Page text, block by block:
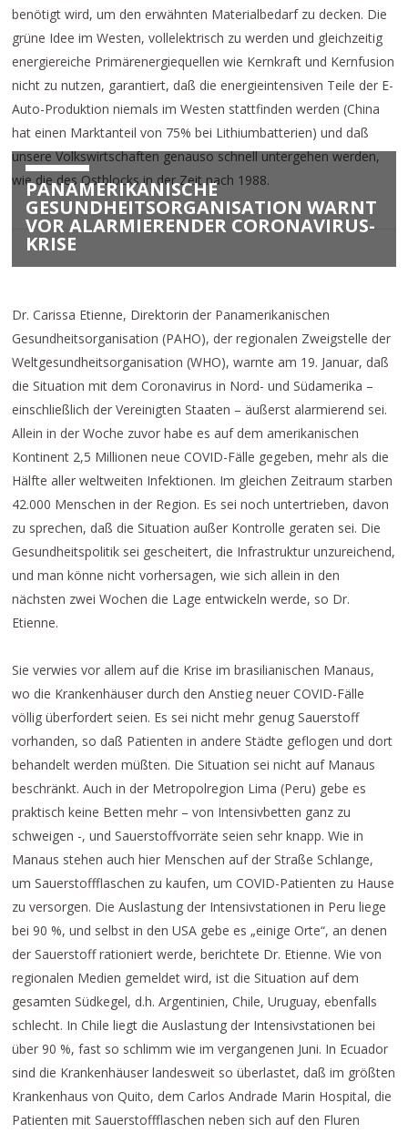
benötigt wird, um den erwähnten Materialbedarf zu decken. Die
grüne Idee im Westen, vollelektrisch zu werden und gleichzeitig
energiereiche Primärenergiequellen wie Kernkraft und Kernfusion
nicht zu nutzen, garantiert, daß die energieintensiven Teile der E-
Auto-Produktion niemals im Westen stattfinden werden (China
hat einen Marktanteil von 75% bei Lithiumbatterien) und daß
unsere Volkswirtschaften genauso schnell untergehen werden,
wie die des Ostblocks in der Zeit nach 1988.
PANAMERIKANISCHE
GESUNDHEITSORGANISATION WARNT
VOR ALARMIERENDER CORONAVIRUS-
KRISE
Dr. Carissa Etienne, Direktorin der Panamerikanischen
Gesundheitsorganisation (PAHO), der regionalen Zweigstelle der
Weltgesundheitsorganisation (WHO), warnte am 19. Januar, daß
die Situation mit dem Coronavirus in Nord- und Südamerika –
einschließlich der Vereinigten Staaten – äußerst alarmierend sei.
Allein in der Woche zuvor habe es auf dem amerikanischen
Kontinent 2,5 Millionen neue COVID-Fälle gegeben, mehr als die
Hälfte aller weltweiten Infektionen. Im gleichen Zeitraum starben
42.000 Menschen in der Region. Es sei noch untertrieben, davon
zu sprechen, daß die Situation außer Kontrolle geraten sei. Die
Gesundheitspolitik sei gescheitert, die Infrastruktur unzureichend,
und man könne nicht vorhersagen, wie sich allein in den
nächsten zwei Wochen die Lage entwickeln werde, so Dr.
Etienne.
Sie verwies vor allem auf die Krise im brasilianischen Manaus,
wo die Krankenhäuser durch den Anstieg neuer COVID-Fälle
völlig überfordert seien. Es sei nicht mehr genug Sauerstoff
vorhanden, so daß Patienten in andere Städte geflogen und dort
behandelt werden müßten. Die Situation sei nicht auf Manaus
beschränkt. Auch in der Metropolregion Lima (Peru) gebe es
praktisch keine Betten mehr – von Intensivbetten ganz zu
schweigen -, und Sauerstoffvorräte seien sehr knapp. Wie in
Manaus stehen auch hier Menschen auf der Straße Schlange,
um Sauerstoffflaschen zu kaufen, um COVID-Patienten zu Hause
zu versorgen. Die Auslastung der Intensivstationen in Peru liege
bei 90 %, und selbst in den USA gebe es „einige Orte“, an denen
der Sauerstoff rationiert werde, berichtete Dr. Etienne. Wie von
regionalen Medien gemeldet wird, ist die Situation auf dem
gesamten Südkegel, d.h. Argentinien, Chile, Uruguay, ebenfalls
schlecht. In Chile liegt die Auslastung der Intensivstationen bei
über 90 %, fast so schlimm wie im vergangenen Juni. In Ecuador
sind die Krankenhäuser landesweit so überlastet, daß im größten
Krankenhaus von Quito, dem Carlos Andrade Marin Hospital, die
Patienten mit Sauerstoffflaschen neben sich auf den Fluren